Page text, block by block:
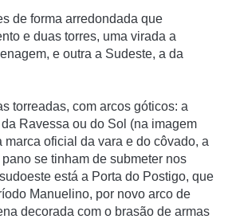
de forma arredondada que
e duas torres, uma virada a
e outra a Sudeste, a da
torreadas, com arcos góticos: a
Ravessa ou do Sol (na imagem
marca oficial da vara e do côvado, a
se tinham de submeter nos
está a Porta do Postigo, que
Manuelino, por novo arco de
decorada com o brasão de armas